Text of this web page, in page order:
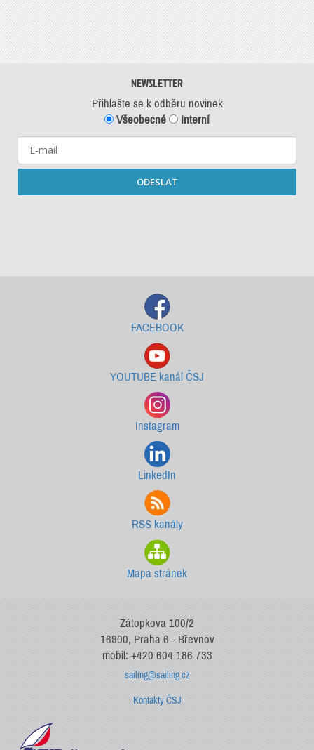
NEWSLETTER
Přihlašte se k odběru novinek
Všeobecné
Interní
ODESLAT
FACEBOOK
YOUTUBE kanál ČSJ
Instagram
LinkedIn
RSS kanály
Mapa stránek
Zátopkova 100/2
16900, Praha 6 - Břevnov
mobil: +420 604 186 733
sailing@sailing.cz
Kontakty ČSJ